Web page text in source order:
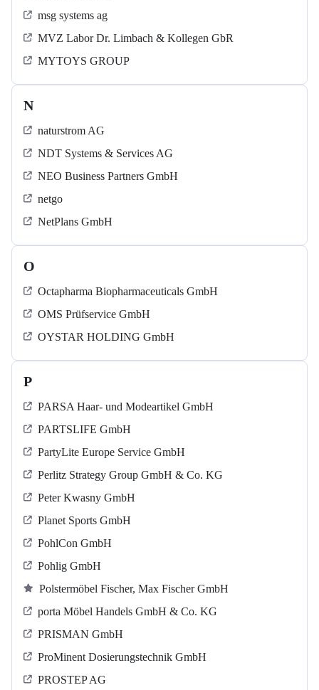
msg systems ag
MVZ Labor Dr. Limbach & Kollegen GbR
MYTOYS GROUP
N
naturstrom AG
NDT Systems & Services AG
NEO Business Partners GmbH
netgo
NetPlans GmbH
O
Octapharma Biopharmaceuticals GmbH
OMS Prüfservice GmbH
OYSTAR HOLDING GmbH
P
PARSA Haar- und Modeartikel GmbH
PARTSLIFE GmbH
PartyLite Europe Service GmbH
Perlitz Strategy Group GmbH & Co. KG
Peter Kwasny GmbH
Planet Sports GmbH
PohlCon GmbH
Pohlig GmbH
Polstermöbel Fischer, Max Fischer GmbH
porta Möbel Handels GmbH & Co. KG
PRISMAN GmbH
ProMinent Dosierungstechnik GmbH
PROSTEP AG